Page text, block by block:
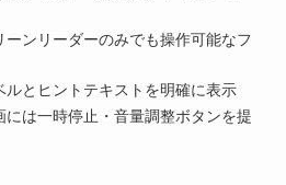
ーンリーダーのみでも操作可能なフ
ルとヒントテキストを明確に表示
には一時停止・音量調整ボタンを提